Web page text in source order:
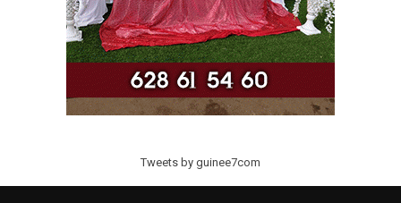
Tweets by guinee7com